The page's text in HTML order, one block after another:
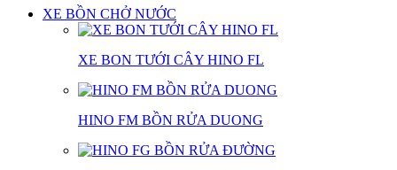
XE BỒN CHỞ NƯỚC
XE BON TƯỚI CÂY HINO FL
HINO FM BỒN RỬA DUONG